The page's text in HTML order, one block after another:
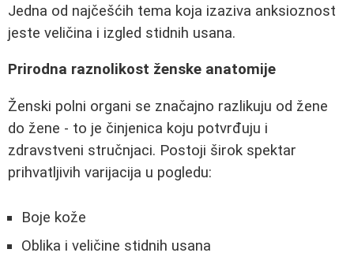
Jedna od najčešćih tema koja izaziva anksioznost
jeste veličina i izgled stidnih usana.
Prirodna raznolikost ženske anatomije
Ženski polni organi se značajno razlikuju od žene
do žene - to je činjenica koju potvrđuju i
zdravstveni stručnjaci. Postoji širok spektar
prihvatljivih varijacija u pogledu:
Boje kože
Oblika i veličine stidnih usana